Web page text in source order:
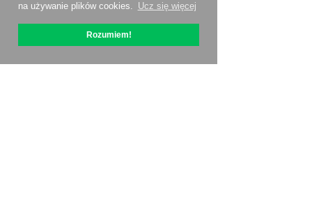
na używanie plików cookies. Ucz się więcej
Rozumiem!